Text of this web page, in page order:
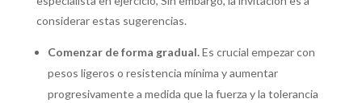
considerar estas sugerencias.
Comenzar de forma gradual.Es crucial empezar con
pesos ligeros o resistencia mínima y aumentar
progresivamente a medida que la fuerza y la tolerancia